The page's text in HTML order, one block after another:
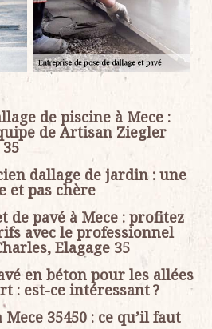
de piscine à Mece :
de Artisan Ziegler
dallage de jardin : une
et pas chère
de pavé à Mece : profitez
avec le professionnel
Elagage 35
en béton pour les allées
: est-ce intéressant ?
Mece 35450 : ce qu’il faut